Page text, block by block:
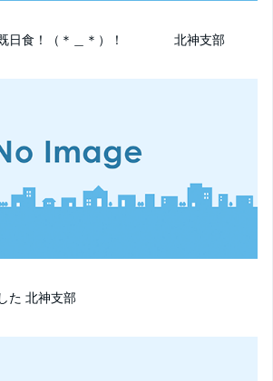
既日食！（＊＿＊）！ 北神支部
た 北神支部